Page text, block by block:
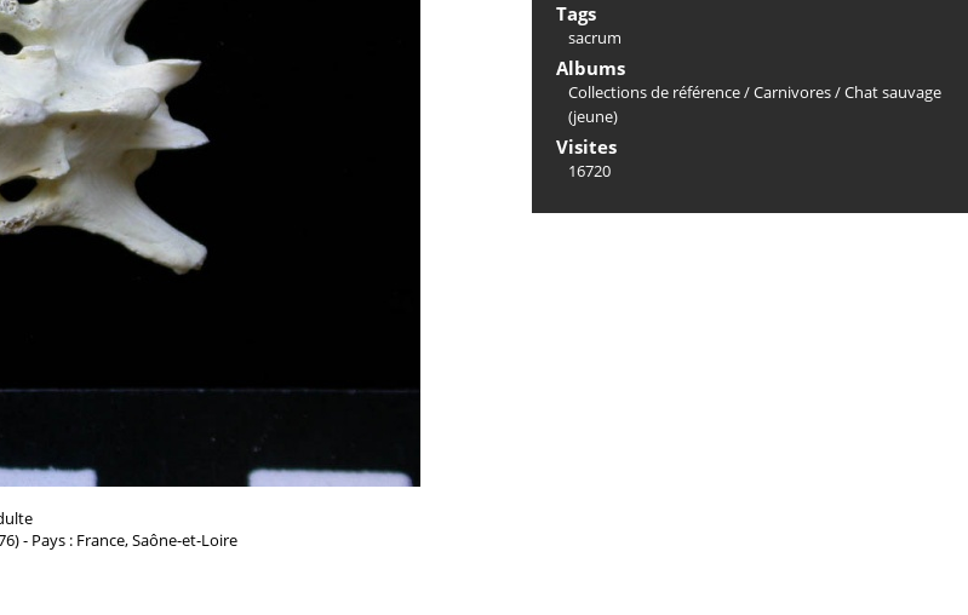
- Pays : France, Saône-et-Loire
Tags
sacrum
Albums
Collections de référence/Carnivores/Chat sauvage
(jeune)
Visites
16720